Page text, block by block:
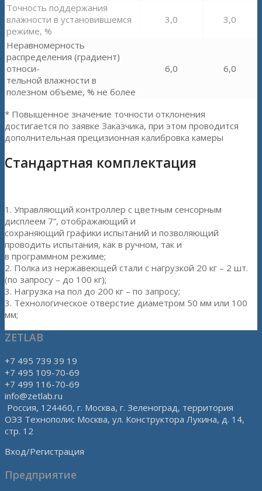
Точность поддержания
влажности в установившемся
режиме, %
3,0 3,0
Неравномерность
распределения (градиент)
относи-
тельной влажности в
полезном объеме, % не более
6,0 6,0
* Повышенное значение точности отклонения
достигается по заявке Заказчика, при этом проводится
дополнительная прецизионная калибровка камеры
Стандартная комплектация
1. Управляющий контроллер с цветным сенсорным
дисплеем 7”, отображающий и
сохраняющий графики испытаний и позволяющий
проводить испытания, как в ручном, так и
в программном режиме;
2. Полка из нержавеющей стали с нагрузкой 20 кг – 2 шт.
(по запросу – до 100 кг);
3. Нагрузка на пол до 200 кг – по запросу;
3. Технологическое отверстие диаметром 50 мм или 100
мм;
ZETLAB
+7 495 739 39 19
+7 495 109-70-69
+7 499 116-70-69
info@zetlab.ru
Россия, 124460, г. Москва, г. Зеленоград, территория
ОЭЗ Технополис Москва, ул. Конструктора Лукина, д. 14,
стр. 12
Вход/Регистрация
Предприятие